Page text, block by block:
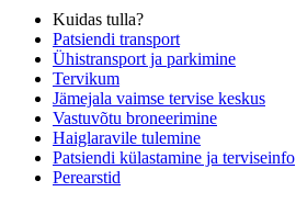
Kuidas tulla?
Patsiendi transport
Ühistransport ja parkimine
Tervikum
Jämejala vaimse tervise keskus
Vastuvõtu broneerimine
Haiglaravile tulemine
Patsiendi külastamine ja terviseinfo
Perearstid